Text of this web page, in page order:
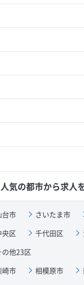
人気の都市から求人
台市 さいたま市
央区 千代田区
の他23区
崎市 相模原市